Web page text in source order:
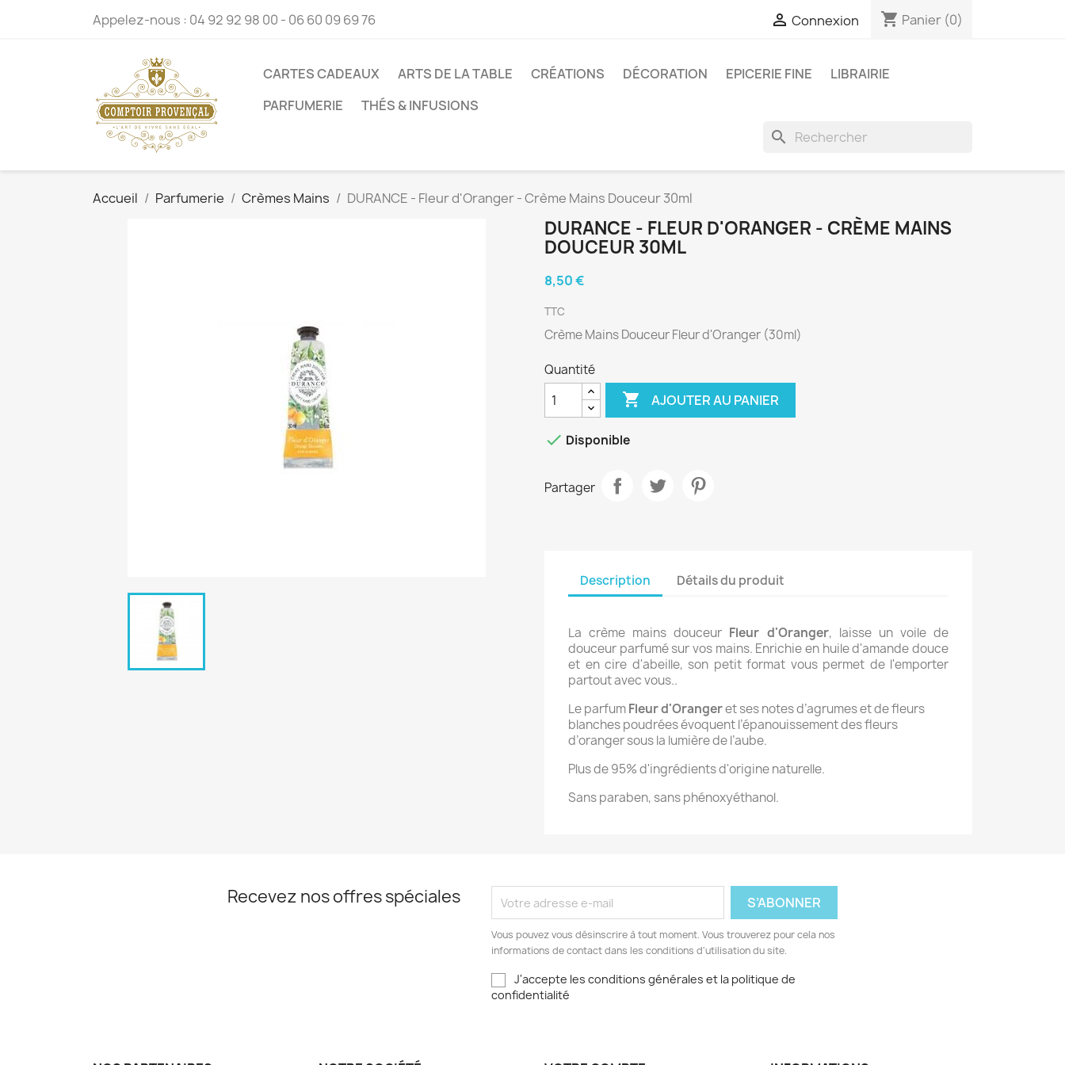
Appelez-nous : 04 92 92 98 00 - 06 60 09 69 76  Connexion shopping_cart Panier (0)
CARTES CADEAUX ARTS DE LA TABLE CRÉATIONS DÉCORATION EPICERIE FINE
LIBRAIRIE
PARFUMERIE
THÉS & INFUSIONS
search
Accueil Parfumerie Crèmes Mains DURANCE - Fleur d'Oranger - Crème Mains Douceur 30ml
DURANCE - FLEUR D'ORANGER - CRÈME MAINS
DOUCEUR 30ML
8,50 €
TTC
Crème Mains Douceur Fleur d'Oranger (30ml)
Quantité
 AJOUTER AU PANIER
 Disponible
Partager
Description Détails du produit
La crème mains douceur Fleur d'Oranger, laisse un voile de
douceur parfumé sur vos mains. Enrichie en huile d'amande douce
et en cire d'abeille, son petit format vous permet de l'emporter
partout avec vous..
Le parfumFleur d'Orangeret ses notes d’agrumes et de fleurs
blanches poudrées évoquent l’épanouissement des fleurs
d’oranger sous la lumière de l’aube.
Plus de 95% d'ingrédients d'origine naturelle.
Sans paraben, sans phénoxyéthanol.
Recevez nos offres spéciales
Vous pouvez vous désinscrire à tout moment. Vous trouverez pour cela nos
informations de contact dans les conditions d'utilisation du site.
J'accepte les conditions générales et la politique de
confidentialité